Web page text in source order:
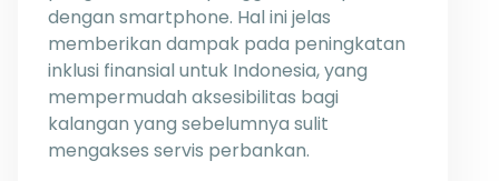
dengan smartphone. Hal ini jelas
memberikan dampak pada peningkatan
inklusi finansial untuk Indonesia, yang
mempermudah aksesibilitas bagi
kalangan yang sebelumnya sulit
mengakses servis perbankan.